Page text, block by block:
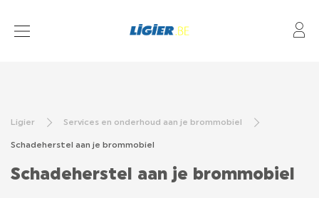
DEALERS
Ligier Services en onderhoud aan je brommobiel
Schadeherstel aan je brommobiel
Schadeherstel aan je brommobiel